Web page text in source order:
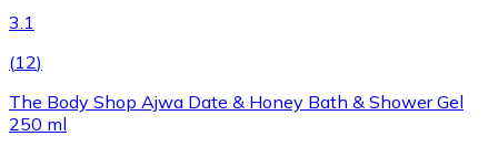
3.1
(12)
The Body Shop Ajwa Date & Honey Bath & Shower Gel
250 ml